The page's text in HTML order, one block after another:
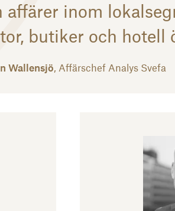
affärer inom
butiker och hotell
Wallensjö, Affärschef Analys Svefa